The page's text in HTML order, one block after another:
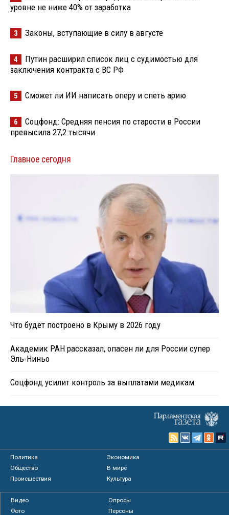
уровне не ниже 40% от заработка
3 Законы, вступающие в силу в августе
4
Путин расширил список лиц с судимостью для
заключения контракта с ВС РФ
5 Сможет ли ИИ написать оперу и спеть арию
6
Соцфонд: Средняя пенсия по старости в России
превысила 27,2 тысячи
Главное сегодня
Что будет построено в Крыму в 2026 году
Академик РАН рассказал, опасен ли для России супер
Эль-Ниньо
Соцфонд усилит контроль за выплатами медикам
Политика
Экономика
Общество
В мире
Происшествия
Культура
Видео
Опросы
Фото
Персоны